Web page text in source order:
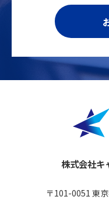
株式会社キ
〒101-0051 東